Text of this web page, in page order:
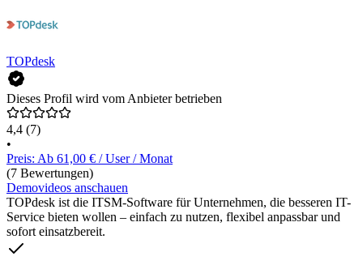
TOPdesk
Dieses Profil wird vom Anbieter betrieben
4,4 (7)
•
Preis: Ab 61,00 € / User / Monat
(7 Bewertungen)
Demovideos anschauen
TOPdesk ist die ITSM-Software für Unternehmen, die besseren IT-
Service bieten wollen – einfach zu nutzen, flexibel anpassbar und
sofort einsatzbereit.